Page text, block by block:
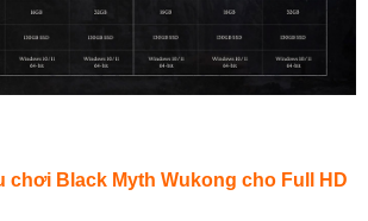
chơi Black Myth Wukong cho Full HD